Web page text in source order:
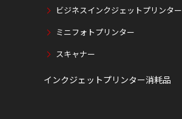
ビジネスインクジェットプリンター
ミニフォトプリンター
スキャナー
インクジェットプリンター消耗品